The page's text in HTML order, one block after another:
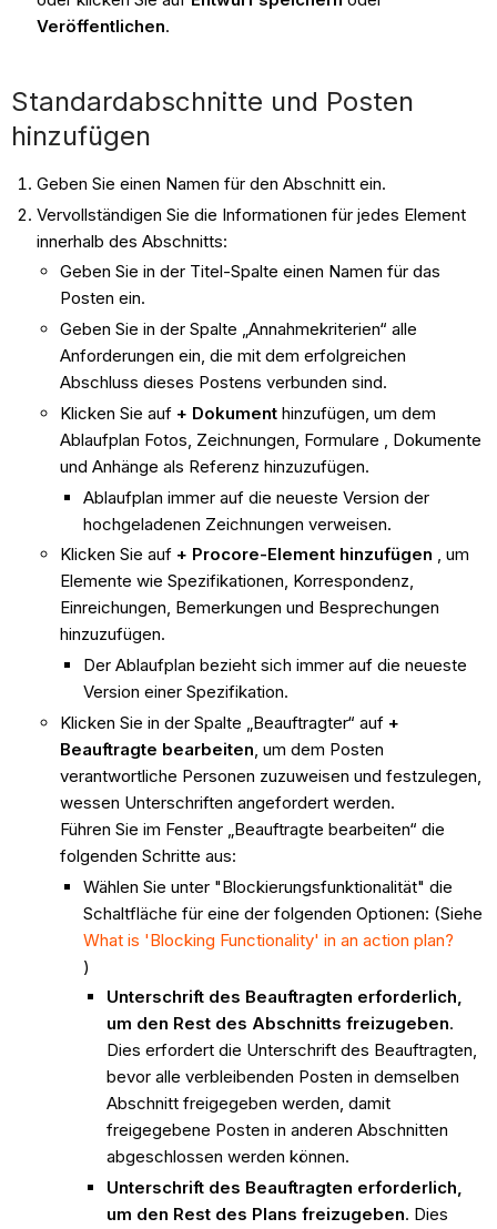
Veröffentlichen.
Standardabschnitte und Posten
hinzufügen
Geben Sie einen Namen für den Abschnitt ein.
Vervollständigen Sie die Informationen für jedes Element
innerhalb des Abschnitts:
Geben Sie in der Titel-Spalte einen Namen für das
Posten ein.
Geben Sie in der Spalte „Annahmekriterien“ alle
Anforderungen ein, die mit dem erfolgreichen
Abschluss dieses Postens verbunden sind.
Klicken Sie auf + Dokumenthinzufügen, um dem
Ablaufplan Fotos, Zeichnungen, Formulare , Dokumente
und Anhänge als Referenz hinzuzufügen.
Ablaufplan immer auf die neueste Version der
hochgeladenen Zeichnungen verweisen.
Klicken Sie auf + Procore-Element hinzufügen , um
Elemente wie Spezifikationen, Korrespondenz,
Einreichungen, Bemerkungen und Besprechungen
hinzuzufügen.
Der Ablaufplan bezieht sich immer auf die neueste
Version einer Spezifikation.
Klicken Sie in der Spalte „Beauftragter“ auf +
Beauftragte bearbeiten, um dem Posten
verantwortliche Personen zuzuweisen und festzulegen,
wessen Unterschriften angefordert werden.
Führen Sie im Fenster „Beauftragte bearbeiten“ die
folgenden Schritte aus:
Wählen Sie unter "Blockierungsfunktionalität" die
Schaltfläche für eine der folgenden Optionen: (Siehe
What is 'Blocking Functionality' in an action plan?
)
Unterschrift des Beauftragten erforderlich,
um den Rest des Abschnitts freizugeben.
Dies erfordert die Unterschrift des Beauftragten,
bevor alle verbleibenden Posten in demselben
Abschnitt freigegeben werden, damit
freigegebene Posten in anderen Abschnitten
abgeschlossen werden können.
Unterschrift des Beauftragten erforderlich,
um den Rest des Plans freizugeben. Dies